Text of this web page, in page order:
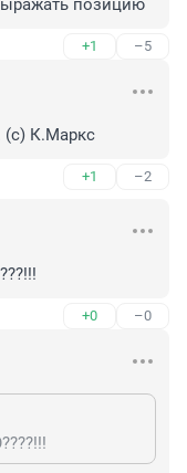
позицию
+1 –5
(с) К.Маркс
+1 –2
+0 –0